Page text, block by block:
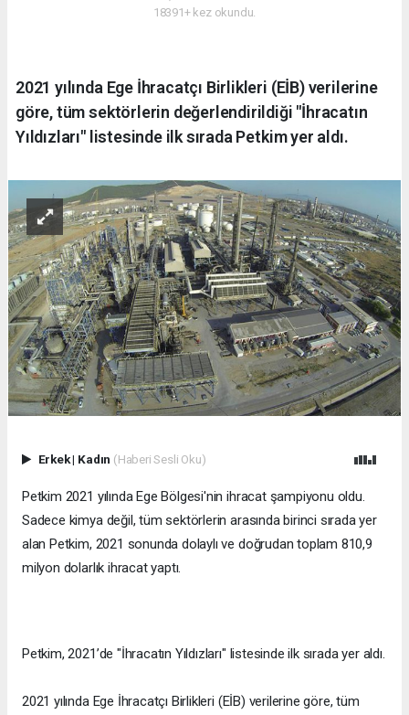
18391+ kez okundu.
2021 yılında Ege İhracatçı Birlikleri (EİB) verilerine
göre, tüm sektörlerin değerlendirildiği "İhracatın
Yıldızları" listesinde ilk sırada Petkim yer aldı.
Erkek| Kadın (Haberi Sesli Oku)
Petkim 2021 yılında Ege Bölgesi'nin ihracat şampiyonu oldu.
Sadece kimya değil, tüm sektörlerin arasında birinci sırada yer
alan Petkim, 2021 sonunda dolaylı ve doğrudan toplam 810,9
milyon dolarlık ihracat yaptı.
Petkim, 2021’de "İhracatın Yıldızları" listesinde ilk sırada yer aldı.
2021 yılında Ege İhracatçı Birlikleri (EİB) verilerine göre, tüm